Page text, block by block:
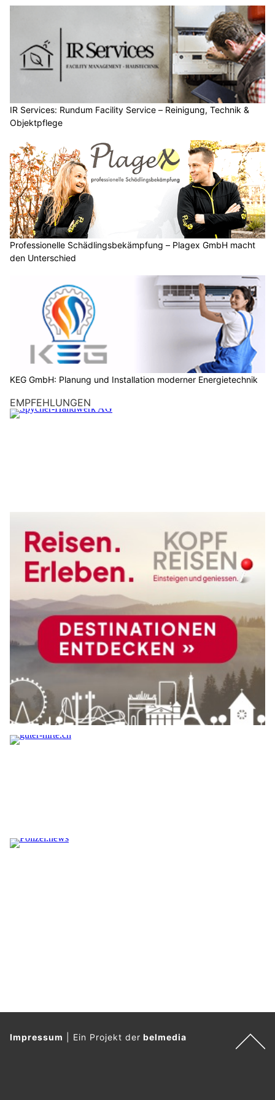
IR Services: Rundum Facility Service – Reinigung, Technik &
Objektpflege
Professionelle Schädlingsbekämpfung – Plagex GmbH macht
den Unterschied
KEG GmbH: Planung und Installation moderner Energietechnik
EMPFEHLUNGEN
Impressum Ein Projekt derbelmedia